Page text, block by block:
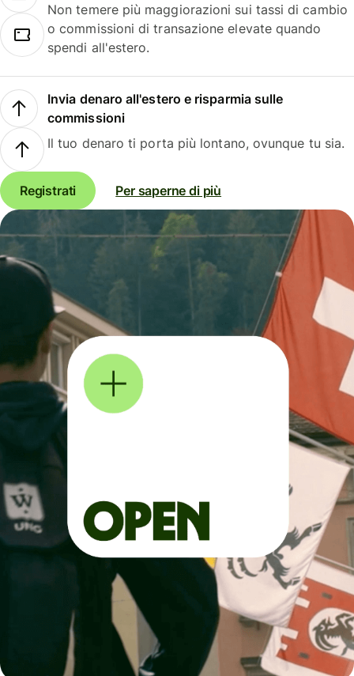
Non temere più maggiorazioni sui tassi di cambio
o commissioni di transazione elevate quando
spendi all'estero.
Invia denaro all'estero e risparmia sulle
commissioni
Il tuo denaro ti porta più lontano, ovunque tu sia.
Registrati Per saperne di più